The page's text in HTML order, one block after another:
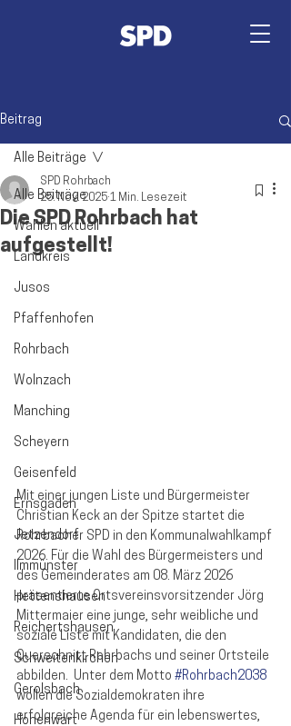
Beitrag
Alle Beiträge
Wahlen aktuell
Landkreis
Jusos
Pfaffenhofen
Rohrbach
Wolnzach
Manching
Scheyern
Geisenfeld
Ernsgaden
Jetzendorf
Ilmmünster
Hettenshausen
Reichertshausen
Schweitenkirchen
Gerolsbach
Hohenwart
Alle Beiträge
Die SPD Rohrbach hat
aufgestellt!
SPD Rohrbach
25. Nov. 2025 1 Min. Lesezeit
Mit einer jungen Liste und Bürgermeister
Christian Keck an der Spitze startet die
Rohrbacher SPD in den Kommunalwahlkampf
2026. Für die Wahl des Bürgermeisters und
des Gemeinderates am 08. März 2026
präsentierte Ortsvereinsvorsitzender Jörg
Mittermaier eine junge, sehr weibliche und
soziale Liste mit Kandidaten, die den
Querschnitt Rohrbachs und seiner Ortsteile
abbilden.  Unter dem Motto #Rohrbach2038
wollen die Sozialdemokraten ihre
erfolgreiche Agenda für ein lebenswertes,